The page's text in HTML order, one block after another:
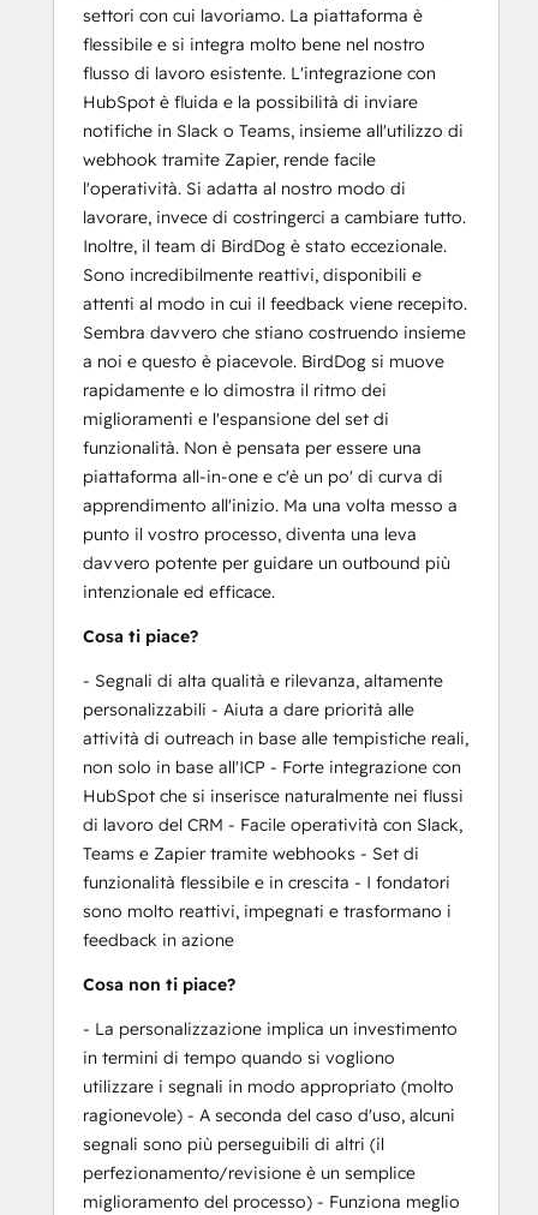
settori con cui lavoriamo. La piattaforma è
flessibile e si integra molto bene nel nostro
flusso di lavoro esistente. L'integrazione con
HubSpot è fluida e la possibilità di inviare
notifiche in Slack o Teams, insieme all'utilizzo di
webhook tramite Zapier, rende facile
l'operatività. Si adatta al nostro modo di
lavorare, invece di costringerci a cambiare tutto.
Inoltre, il team di BirdDog è stato eccezionale.
Sono incredibilmente reattivi, disponibili e
attenti al modo in cui il feedback viene recepito.
Sembra davvero che stiano costruendo insieme
a noi e questo è piacevole. BirdDog si muove
rapidamente e lo dimostra il ritmo dei
miglioramenti e l'espansione del set di
funzionalità. Non è pensata per essere una
piattaforma all-in-one e c'è un po' di curva di
apprendimento all'inizio. Ma una volta messo a
punto il vostro processo, diventa una leva
davvero potente per guidare un outbound più
intenzionale ed efficace.
Cosa ti piace?
- Segnali di alta qualità e rilevanza, altamente
personalizzabili - Aiuta a dare priorità alle
attività di outreach in base alle tempistiche reali,
non solo in base all'ICP - Forte integrazione con
HubSpot che si inserisce naturalmente nei flussi
di lavoro del CRM - Facile operatività con Slack,
Teams e Zapier tramite webhooks - Set di
funzionalità flessibile e in crescita - I fondatori
sono molto reattivi, impegnati e trasformano i
feedback in azione
Cosa non ti piace?
- La personalizzazione implica un investimento
in termini di tempo quando si vogliono
utilizzare i segnali in modo appropriato (molto
ragionevole) - A seconda del caso d'uso, alcuni
segnali sono più perseguibili di altri (il
perfezionamento/revisione è un semplice
miglioramento del processo) - Funziona meglio